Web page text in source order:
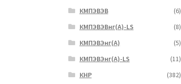
КМПЭВЭВ
(6)
КМПЭВЭВнг(А)-LS
(8)
КМПЭВЭнг(А)
(5)
КМПЭВЭнг(А)-LS
(11)
КНР
(382)